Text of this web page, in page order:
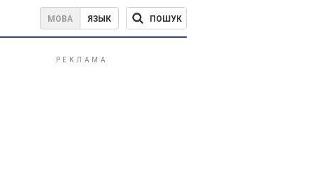
МОВА ЯЗЫК ПОШУК